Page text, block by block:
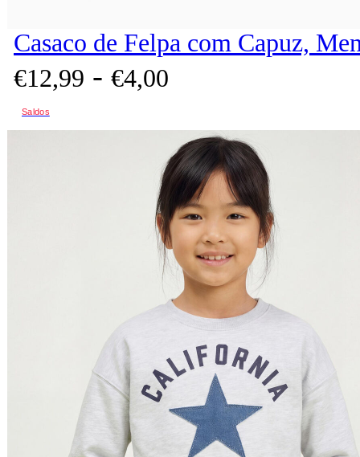
Casaco de Felpa com Capuz,
€12,99 - €4,00
Saldos